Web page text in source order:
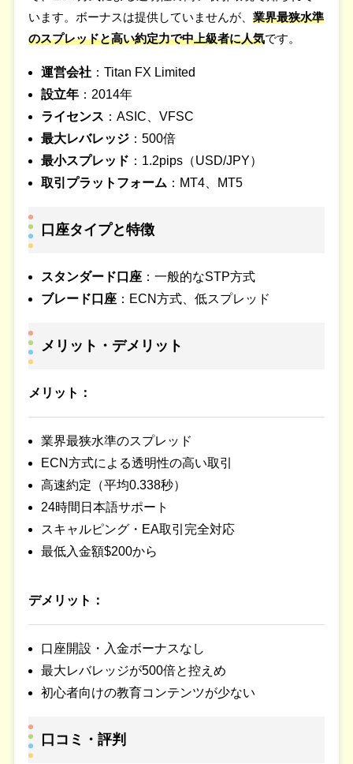
います。ボーナスは提供していませんが、 業界最狭水準
のスプレッドと高い約定力で中上級者に人気です。
運営会社：Titan FX Limited
設立年：2014年
ライセンス ：ASIC、VFSC
最大レバレッジ：500倍
最小スプレッド ：1.2pips（USD/JPY）
取引プラットフォーム ：MT4、MT5
口座タイプと特徴
スタンダード口座：一般的なSTP方式
ブレード口座：ECN方式、低スプレッド
メリット・デメリット
メリット：
業界最狭水準のスプレッド
ECN方式による透明性の高い取引
高速約定（平均0.338秒）
24時間日本語サポート
スキャルピング・EA取引完全対応
最低入金額$200から
デメリット：
口座開設・入金ボーナスなし
最大レバレッジが500倍と控えめ
初心者向けの教育コンテンツが少ない
口コミ・評判